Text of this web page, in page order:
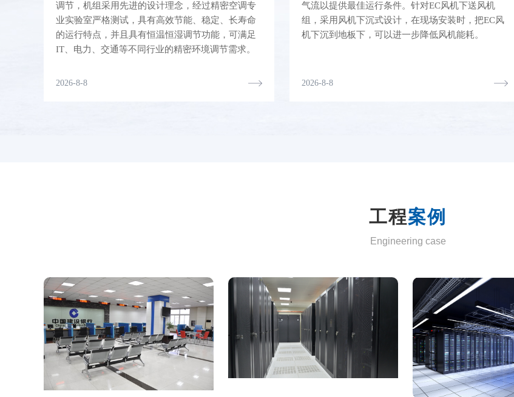
调节，机组采用先进的设计理念，经过精密空调专
业实验室严格测试，具有高效节能、稳定、长寿命
的运行特点，并且具有恒温恒湿调节功能，可满足
IT、电力、交通等不同行业的精密环境调节需求。
2026-8-8
气流以提供最佳运行条件。针对EC风机下送风机
组，采用风机下沉式设计，在现场安装时，把EC风
机下沉到地板下，可以进一步降低风机能耗。
2026-8-8
工程案例
Engineering case